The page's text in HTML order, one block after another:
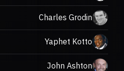
Charles Grodin
Yaphet Kotto
John Ashton